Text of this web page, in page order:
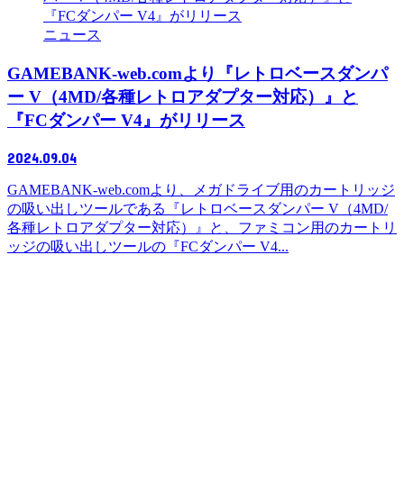
ニュース
GAMEBANK-web.comより『レトロベースダンパ
ー V（4MD/各種レトロアダプター対応）』と
『FCダンパー V4』がリリース
2024.09.04
GAMEBANK-web.comより、メガドライブ用のカートリッジ
の吸い出しツールである『レトロベースダンパー V（4MD/
各種レトロアダプター対応）』と、ファミコン用のカートリ
ッジの吸い出しツールの『FCダンパー V4...